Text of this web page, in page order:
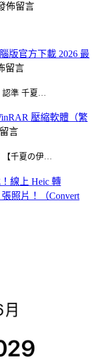
佈留言
版官方下載 2026 最
留言
準 千夏…
壓縮軟體（繁
言
【千夏の伊…
線上 Heic 轉
照片！（Convert